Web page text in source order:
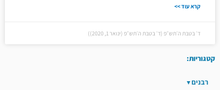
קרא עוד >>
ד׳ בטבת ה׳תש״פ (ד׳ בטבת ה׳תש״פ (ינואר 1, 2020))
קטגוריות:
רבנים